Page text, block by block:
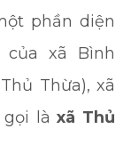
phần diện
xã Bình
Thừa), xã
gọi làxã Thủ